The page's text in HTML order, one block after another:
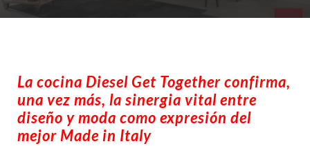
La cocina Diesel Get Together confirma,
una vez más, la sinergia vital entre
diseño y moda como expresión del
mejor Made in Italy